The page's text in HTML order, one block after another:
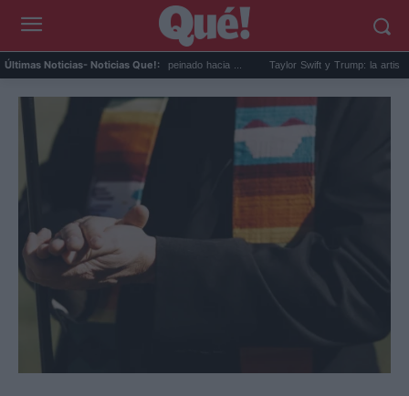
Últimas Noticias- Noticias Que!:
para hombre: el peinado hacia ... Taylor Swift y Trump: la artista bloquea al